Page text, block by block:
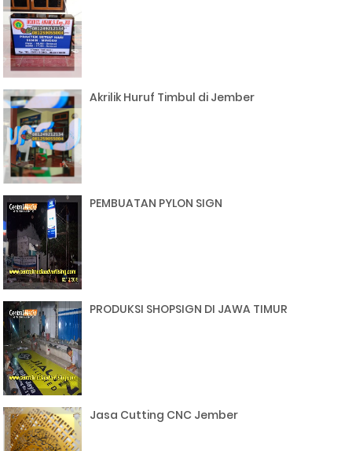
Akrilik Huruf Timbul di Jember
PEMBUATAN PYLON SIGN
PRODUKSI SHOPSIGN DI JAWA TIMUR
Jasa Cutting CNC Jember